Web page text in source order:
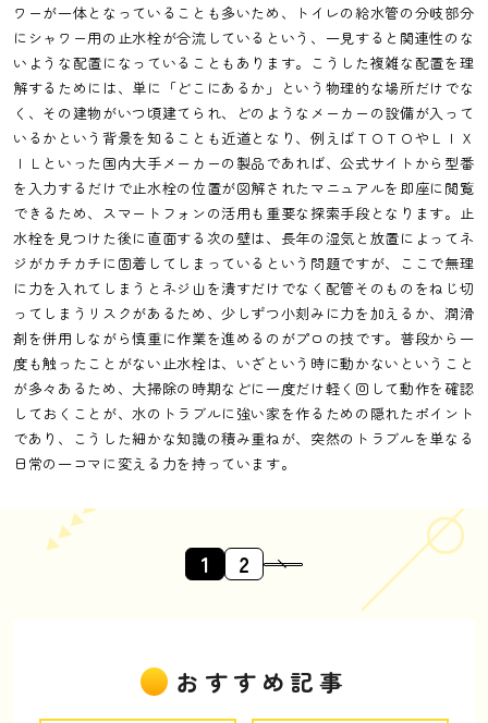
ワーが一体となっていることも多いため、トイレの給水管の分岐部分
にシャワー用の止水栓が合流しているという、一見すると関連性のな
いような配置になっていることもあります。こうした複雑な配置を理
解するためには、単に「どこにあるか」という物理的な場所だけでな
く、その建物がいつ頃建てられ、どのようなメーカーの設備が入って
いるかという背景を知ることも近道となり、例えばＴＯＴＯやＬＩＸ
ＩＬといった国内大手メーカーの製品であれば、公式サイトから型番
を入力するだけで止水栓の位置が図解されたマニュアルを即座に閲覧
できるため、スマートフォンの活用も重要な探索手段となります。止
水栓を見つけた後に直面する次の壁は、長年の湿気と放置によってネ
ジがカチカチに固着してしまっているという問題ですが、ここで無理
に力を入れてしまうとネジ山を潰すだけでなく配管そのものをねじ切
ってしまうリスクがあるため、少しずつ小刻みに力を加えるか、潤滑
剤を併用しながら慎重に作業を進めるのがプロの技です。普段から一
度も触ったことがない止水栓は、いざという時に動かないということ
が多々あるため、大掃除の時期などに一度だけ軽く回して動作を確認
しておくことが、水のトラブルに強い家を作るための隠れたポイント
であり、こうした細かな知識の積み重ねが、突然のトラブルを単なる
日常の一コマに変える力を持っています。
1 2
おすすめ記事